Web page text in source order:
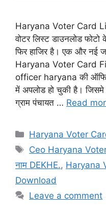
Haryana Voter Card
वोटर लिस्ट डाउनलोड
फिर हाजिर है। एक और नई
Haryana Voter Card
officer haryana की
में अपलोड हो चुकी है।
ग्राम पंचायत … Read
Categories
Haryana Voter
Tags
Ceo Haryana
नाम DEKHE., Haryana
Download
Leave a comment